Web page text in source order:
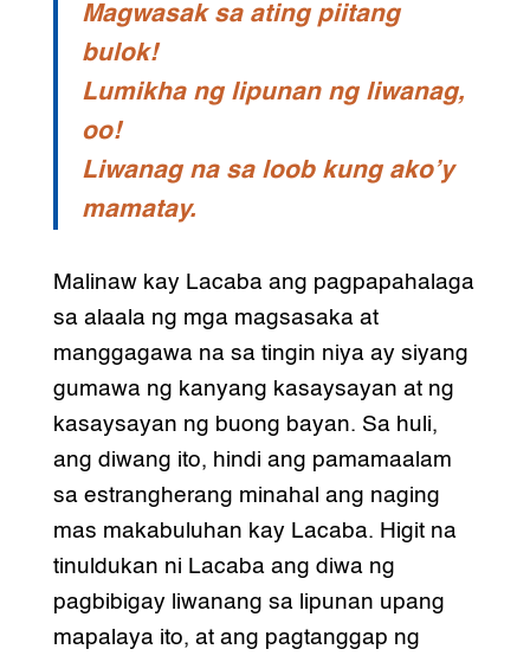
Magwasak sa ating piitang
bulok!
Lumikha ng lipunan ng liwanag,
oo!
Liwanag na sa loob kung ako’y
mamatay.
Malinaw kay Lacaba ang pagpapahalaga
sa alaala ng mga magsasaka at
manggagawa na sa tingin niya ay siyang
gumawa ng kanyang kasaysayan at ng
kasaysayan ng buong bayan. Sa huli,
ang diwang ito, hindi ang pamamaalam
sa estrangherang minahal ang naging
mas makabuluhan kay Lacaba. Higit na
tinuldukan ni Lacaba ang diwa ng
pagbibigay liwanang sa lipunan upang
mapalaya ito, at ang pagtanggap ng